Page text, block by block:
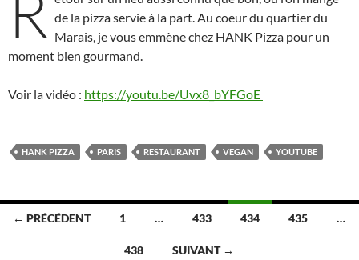
de la pizza servie à la part. Au coeur du quartier du
Marais, je vous emmène chez HANK Pizza pour un
moment bien gourmand.
Voir la vidéo : https://youtu.be/Uvx8_bYFGoE
HANK PIZZA PARIS RESTAURANT VEGAN YOUTUBE
Navigation
← PRÉCÉDENT 1 … 433 434 435 …
438 SUIVANT →